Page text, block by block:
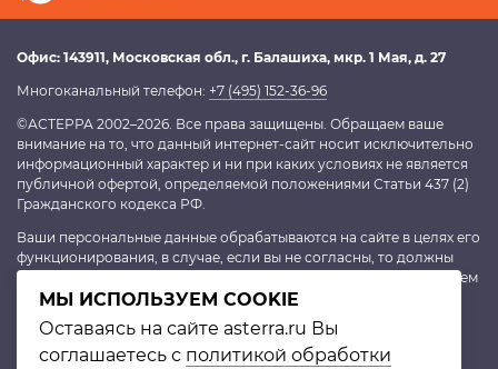
Офис: 143911, Московская обл., г. Балашиха, мкр. 1 Мая, д. 27
Многоканальный телефон: +7 (495) 152-36-96
©АСТЕРРА 2002–2026. Все права защищены. Обращаем ваше
внимание на то, что данный интернет-сайт носит исключительно
информационный характер и ни при каких условиях не является
публичной офертой, определяемой положениями Статьи 437 (2)
Гражданского кодекса РФ.
Ваши персональные данные обрабатываются на сайте в целях его
функционирования, в случае, если вы не согласны, то должны
покинуть сайт. В противном случае это будет являться согласием
на обработку персональных данных, согласно
конфиденциальности
МЫ ИСПОЛЬЗУЕМ COOKIE
Оставаясь на сайте asterra.ru Вы
соглашаетесь с политикой обработки